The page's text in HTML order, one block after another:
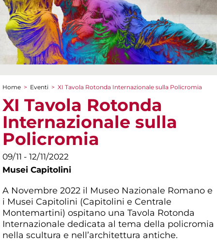
Tu sei qui
Home > Eventi > XI Tavola Rotonda Internazionale sulla Policromia
XI Tavola Rotonda
Internazionale sulla
Policromia
09/11 - 12/11/2022
Musei Capitolini
A Novembre 2022 il Museo Nazionale Romano e
i Musei Capitolini (Capitolini e Centrale
Montemartini) ospitano una Tavola Rotonda
Internazionale dedicata al tema della policromia
nella scultura e nell’architettura antiche.